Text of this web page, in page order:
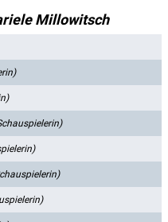
Millowitsch